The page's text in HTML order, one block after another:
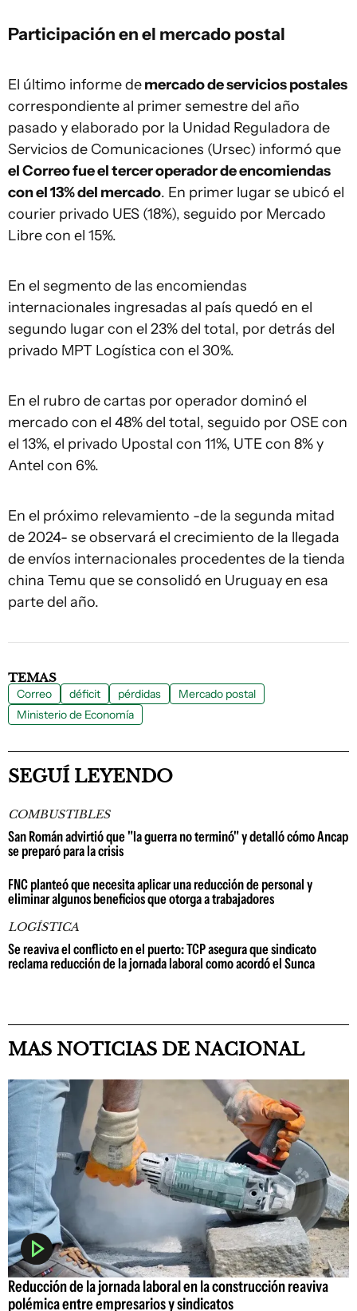
Participación en el mercado postal
El último informe demercado de servicios postales
correspondiente al primer semestre del año
pasado y elaborado por la Unidad Reguladora de
Servicios de Comunicaciones (Ursec) informó que
el Correo fue el tercer operador de encomiendas
con el 13% del mercado. En primer lugar se ubicó el
courier privado UES (18%), seguido por Mercado
Libre con el 15%.
En el segmento de las encomiendas
internacionales ingresadas al país quedó en el
segundo lugar con el 23% del total, por detrás del
privado MPT Logística con el 30%.
En el rubro de cartas por operador dominó el
mercado con el 48% del total, seguido por OSE con
el 13%, el privado Upostal con 11%, UTE con 8% y
Antel con 6%.
En el próximo relevamiento -de la segunda mitad
de 2024- se observará el crecimiento de la llegada
de envíos internacionales procedentes de la tienda
china Temu que se consolidó en Uruguay en esa
parte del año.
TEMAS
Correo déficit pérdidas
Mercado postal
Ministerio de Economía
SEGUÍ LEYENDO
COMBUSTIBLES
San Román advirtió que "la guerra no terminó" y detalló cómo Ancap
se preparó para la crisis
FNC planteó que necesita aplicar una reducción de personal y
eliminar algunos beneficios que otorga a trabajadores
LOGÍSTICA
Se reaviva el conflicto en el puerto: TCP asegura que sindicato
reclama reducción de la jornada laboral como acordó el Sunca
MAS NOTICIAS DE NACIONAL
Reducción de la jornada laboral en la construcción reaviva
polémica entre empresarios y sindicatos